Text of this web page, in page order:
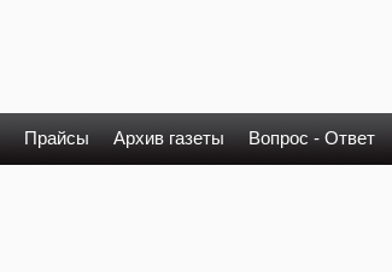
Прайсы Архив газеты Вопрос - Ответ